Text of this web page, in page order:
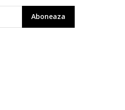
Aboneaza